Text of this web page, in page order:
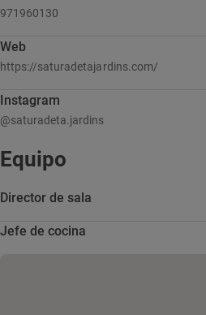
971960130
Web
https://saturadetajardins.com/
Instagram
@saturadeta.jardins
Equipo
Director de sala
Jefe de cocina